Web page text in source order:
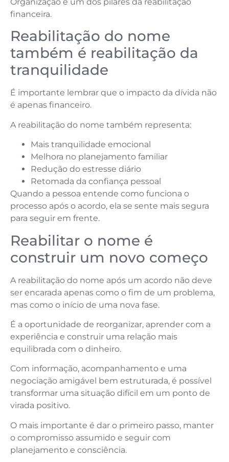
financeira.
Reabilitação do nome
também é reabilitação da
tranquilidade
É importante lembrar que o impacto da dívida não
é apenas financeiro.
A reabilitação do nome também representa:
Mais tranquilidade emocional
Melhora no planejamento familiar
Redução do estresse diário
Retomada da confiança pessoal
Quando a pessoa entende como funciona o
processo após o acordo, ela se sente mais segura
para seguir em frente.
Reabilitar o nome é
construir um novo começo
A reabilitação do nome após um acordo não deve
ser encarada apenas como o fim de um problema,
mas como o início de uma nova fase.
É a oportunidade de reorganizar, aprender com a
experiência e construir uma relação mais
equilibrada com o dinheiro.
Com informação, acompanhamento e uma
negociação amigável bem estruturada, é possível
transformar uma situação difícil em um ponto de
virada positivo.
O mais importante é dar o primeiro passo, manter
o compromisso assumido e seguir com
planejamento e consciência.